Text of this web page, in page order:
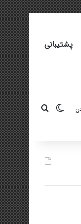
پشتیبانی
تغییر پوسته
جستجو برای